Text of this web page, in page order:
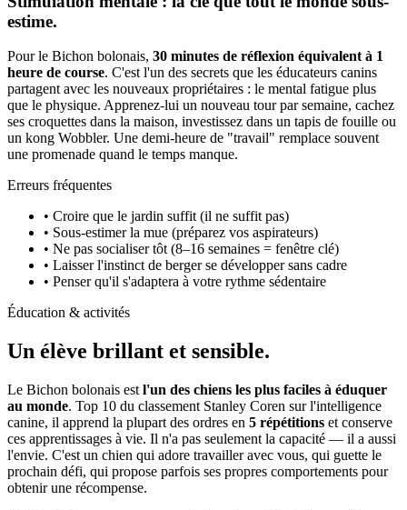
estime.
Pour le Bichon bolonais, 30 minutes de réflexion équivalent à 1
heure de course. C'est l'un des secrets que les éducateurs canins
partagent avec les nouveaux propriétaires : le mental fatigue plus
que le physique. Apprenez-lui un nouveau tour par semaine, cachez
ses croquettes dans la maison, investissez dans un tapis de fouille ou
un kong Wobbler. Une demi-heure de "travail" remplace souvent
une promenade quand le temps manque.
Erreurs fréquentes
• Croire que le jardin suffit (il ne suffit pas)
• Sous-estimer la mue (préparez vos aspirateurs)
• Ne pas socialiser tôt (8–16 semaines = fenêtre clé)
• Laisser l'instinct de berger se développer sans cadre
• Penser qu'il s'adaptera à votre rythme sédentaire
Éducation & activités
Un élève brillant et sensible.
Le Bichon bolonais est l'un des chiens les plus faciles à éduquer
au monde. Top 10 du classement Stanley Coren sur l'intelligence
canine, il apprend la plupart des ordres en 5 répétitions et conserve
ces apprentissages à vie. Il n'a pas seulement la capacité — il a aussi
l'envie. C'est un chien qui adore travailler avec vous, qui guette le
prochain défi, qui propose parfois ses propres comportements pour
obtenir une récompense.